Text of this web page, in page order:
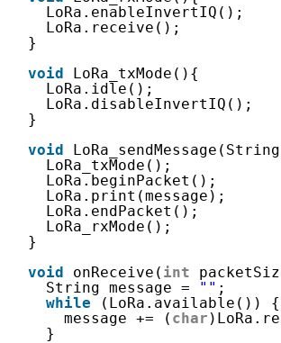
}
void
LoRa_txMode(){
}
void
}
void
onReceive( int
String message =
"" ;
while
(LoRa.available()) {
message += ( char
}